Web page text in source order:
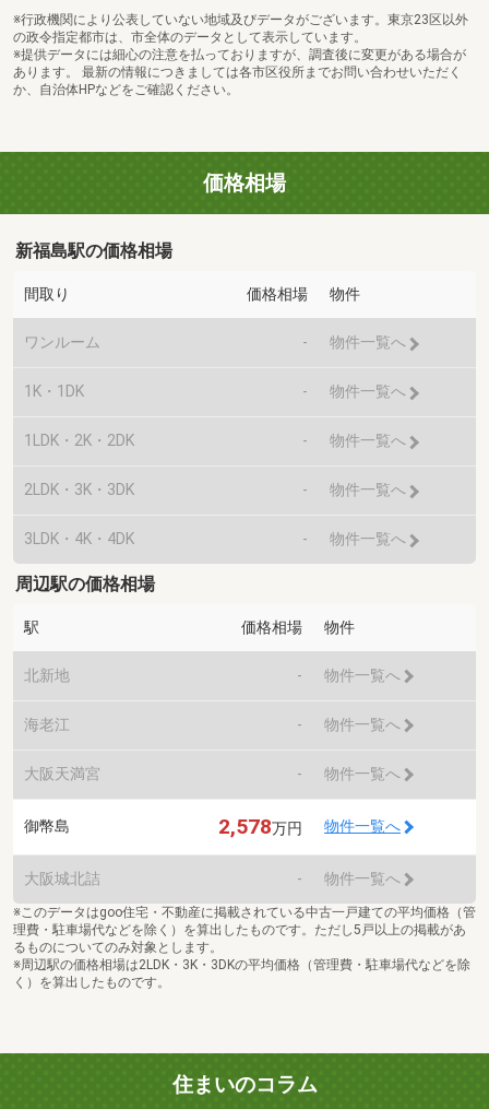
※行政機関により公表していない地域及びデータがございます。東京23区以外
の政令指定都市は、市全体のデータとして表示しています。
※提供データには細心の注意を払っておりますが、調査後に変更がある場合が
あります。 最新の情報につきましては各市区役所までお問い合わせいただく
か、自治体HPなどをご確認ください。
価格相場
新福島駅の価格相場
間取り 価格相場 物件
ワンルーム - 物件一覧へ
1K・1DK - 物件一覧へ
1LDK・2K・2DK - 物件一覧へ
2LDK・3K・3DK - 物件一覧へ
3LDK・4K・4DK - 物件一覧へ
周辺駅の価格相場
駅 価格相場 物件
北新地 - 物件一覧へ
海老江 - 物件一覧へ
大阪天満宮 - 物件一覧へ
御幣島 2,578万円 物件一覧へ
大阪城北詰 - 物件一覧へ
※このデータはgoo住宅・不動産に掲載されている中古一戸建ての平均価格（管
理費・駐車場代などを除く）を算出したものです。ただし5戸以上の掲載があ
るものについてのみ対象とします。
※周辺駅の価格相場は2LDK・3K・3DKの平均価格（管理費・駐車場代などを除
く）を算出したものです。
住まいのコラム